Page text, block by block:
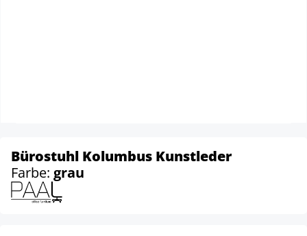
Bürostuhl Kolumbus Kunstleder
Farbe: grau